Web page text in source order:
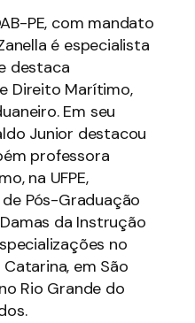
PE, com mandato
é especialista
destaca
Direito Marítimo,
Em seu
Junior destacou
professora
na UFPE,
Pós-Graduação
da Instrução
no
em São
Rio Grande do